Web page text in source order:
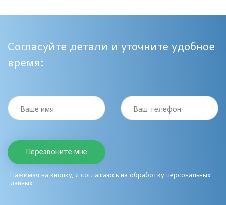
Согласуйте детали и уточните удобное
время:
Ваше имя Ваш телефон
Нажимая на кнопку, я соглашаюсь на обработку персональных
данных